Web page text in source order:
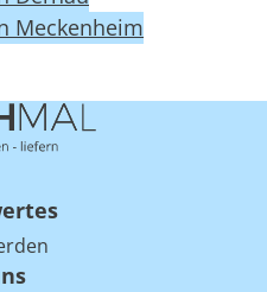
Meckenheim